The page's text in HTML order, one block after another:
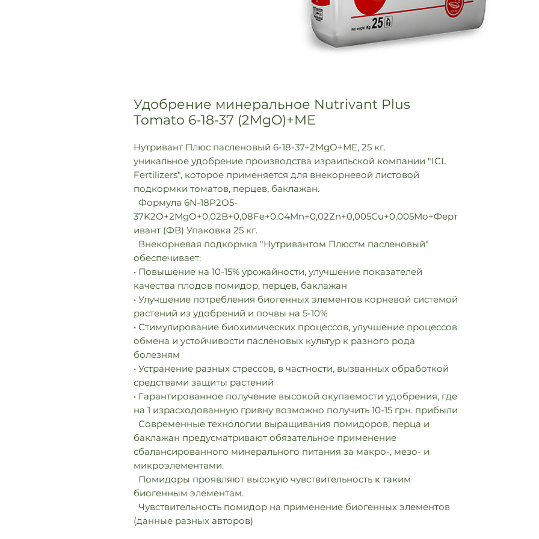
Удобрение минеральное Nutrivant Plus
Tomato 6-18-37 (2MgO)+ME
Нутривант Плюс пасленовый 6-18-37+2MgO+МЕ, 25 кг.
уникальное удобрение производства израильской компании "ICL
Fertilizers", которое применяется для внекорневой листовой
подкормки томатов, перцев, баклажан.
Формула 6N-18P2O5-
37K2О+2MgO+0,02B+0,08Fe+0,04Mn+0,02Zn+0,005Сu+0,005Мо+Ферт
ивант (ФВ) Упаковка 25 кг.
Внекорневая подкормка "Нутривантом Плюстм пасленовый"
обеспечивает:
• Повышение на 10-15% урожайности, улучшение показателей
качества плодов помидор, перцев, баклажан
• Улучшение потребления биогенных элементов корневой системой
растений из удобрений и почвы на 5-10%
• Стимулирование биохимических процессов, улучшение процессов
обмена и устойчивости пасленовых культур к разного рода
болезням
• Устранение разных стрессов, в частности, вызванных обработкой
средствами защиты растений
• Гарантированное получение высокой окупаемости удобрения, где
на 1 израсходованную гривну возможно получить 10-15 грн. прибыли
Современные технологии выращивания помидоров, перца и
баклажан предусматривают обязательное применение
сбалансированного минерального питания за макро-, мезо- и
микроэлементами.
Помидоры проявляют высокую чувствительность к таким
биогенным элементам.
Чувствительность помидор на применение биогенных элементов
(данные разных авторов)